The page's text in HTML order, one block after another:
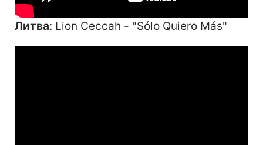
Литва: Lion Ceccah - "Sólo Quiero Más"